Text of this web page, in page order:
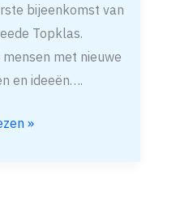
bijeenkomst van
Topklas.
mensen met nieuwe
en ideeën….
»